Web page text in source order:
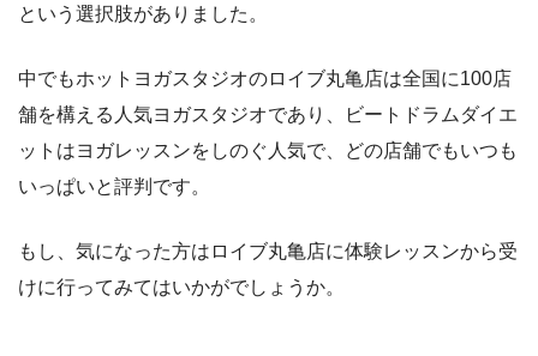
という選択肢がありました。
中でもホットヨガスタジオのロイブ丸亀店は全国に100店
舗を構える人気ヨガスタジオであり、ビートドラムダイエ
ットはヨガレッスンをしのぐ人気で、どの店舗でもいつも
いっぱいと評判です。
もし、気になった方はロイブ丸亀店に体験レッスンから受
けに行ってみてはいかがでしょうか。